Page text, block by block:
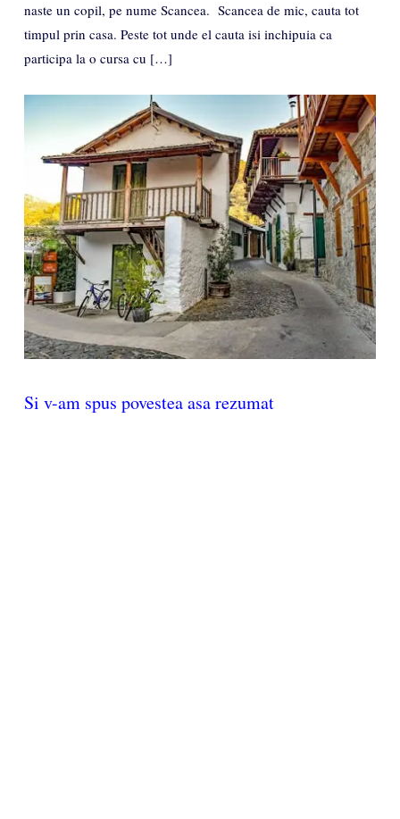
naste un copil, pe nume Scancea. Scancea de mic, cauta tot
timpul prin casa. Peste tot unde el cauta isi inchipuia ca
participa la o cursa cu […]
Si v-am spus povestea asa rezumat